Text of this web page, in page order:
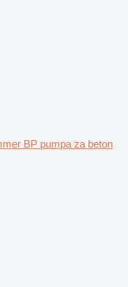
BP pumpa za beton